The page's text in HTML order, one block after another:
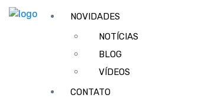
NOVIDADES
NOTÍCIAS
BLOG
VÍDEOS
CONTATO